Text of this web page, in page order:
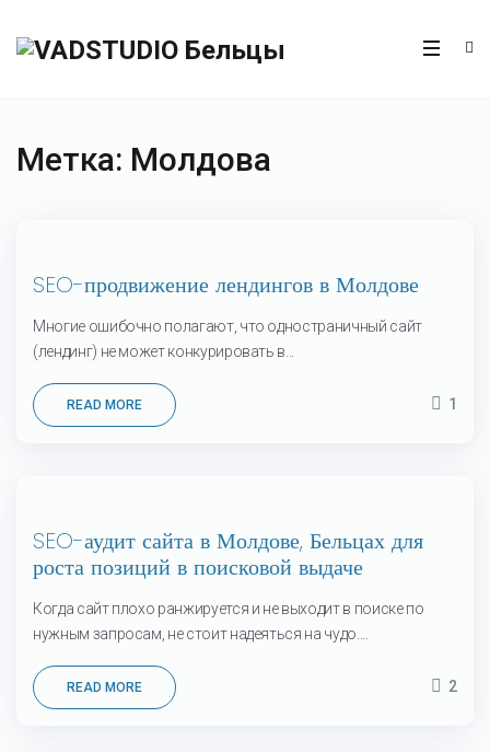
Метка: Молдова
22
SEO-продвижение лендингов в Молдове
Многие ошибочно полагают, что одностраничный сайт
(лендинг) не может конкурировать в...
READ MORE 1
24
SEO-аудит сайта в Молдове, Бельцах для
роста позиций в поисковой выдаче
Когда сайт плохо ранжируется и не выходит в поиске по
нужным запросам, не стоит надеяться на чудо....
READ MORE 2